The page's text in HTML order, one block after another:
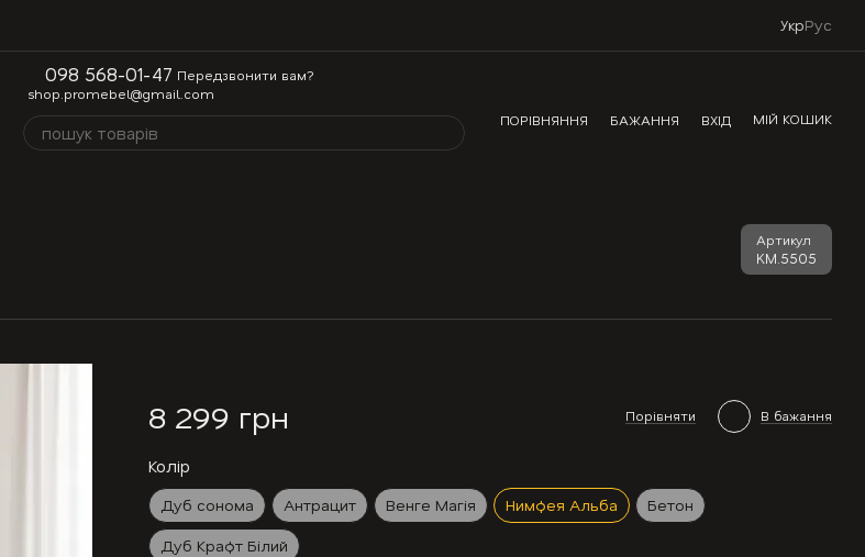
УкрРус
098 568-01-47 Передзвонити вам?
shop.promebel@gmail.com
ПОРІВНЯННЯ
БАЖАННЯ ВХІД МІЙ КОШИК
Артикул
KM.5505
8 299 грн Порівняти В бажання
Колір
Дуб сонома Антрацит Венге Магія Нимфея Альба
Бетон
Дуб Крафт Білий